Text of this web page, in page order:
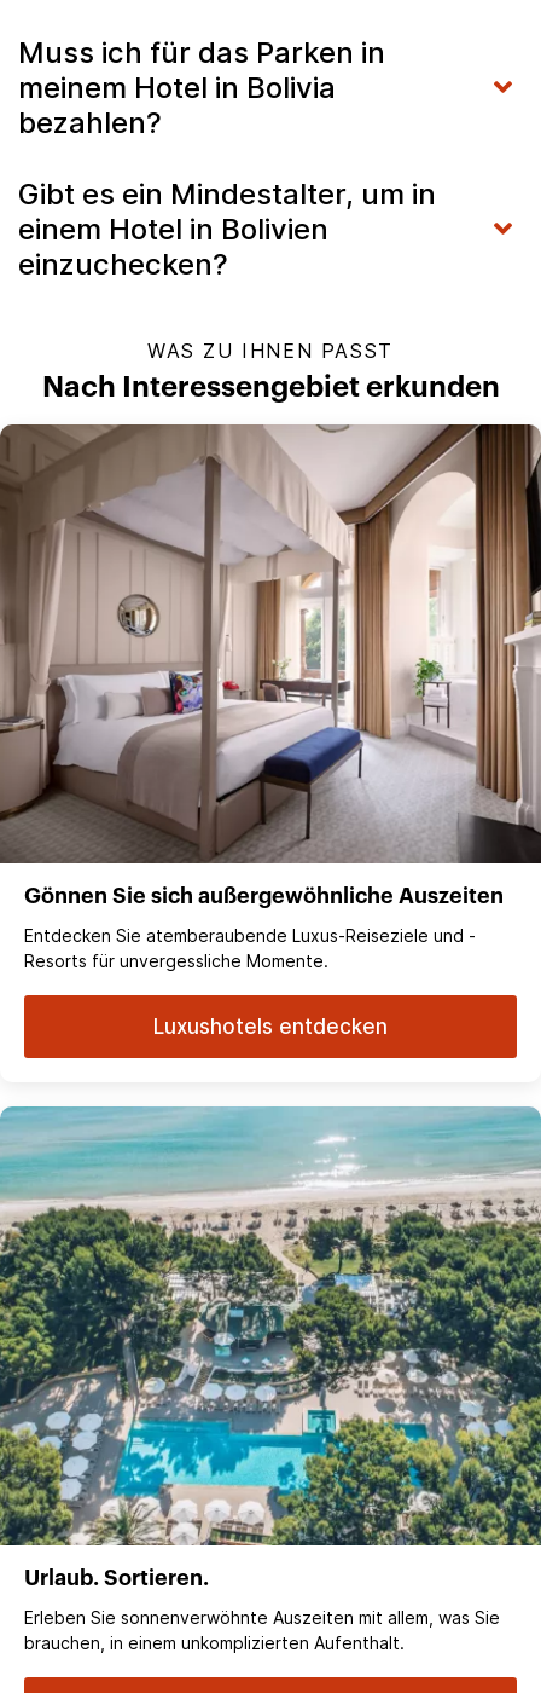
Muss ich für das Parken in
meinem Hotel in Bolivia
bezahlen?
Gibt es ein Mindestalter, um in
einem Hotel in Bolivien
einzuchecken?
WAS ZU IHNEN PASST
Nach Interessengebiet erkunden
Gönnen Sie sich außergewöhnliche Auszeiten
Entdecken Sie atemberaubende Luxus-Reiseziele und -
Resorts für unvergessliche Momente.
Luxushotels entdecken
Urlaub. Sortieren.
Erleben Sie sonnenverwöhnte Auszeiten mit allem, was Sie
brauchen, in einem unkomplizierten Aufenthalt.